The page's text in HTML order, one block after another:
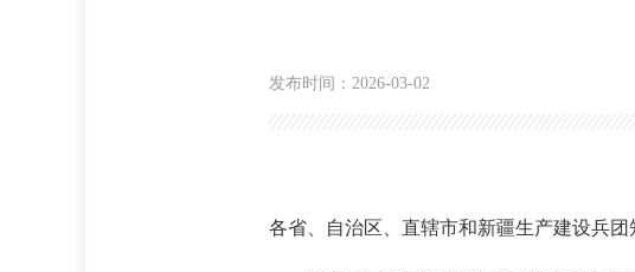
发布时间：2026-03-02
各省、自治区、直辖市和新疆生产建设兵团